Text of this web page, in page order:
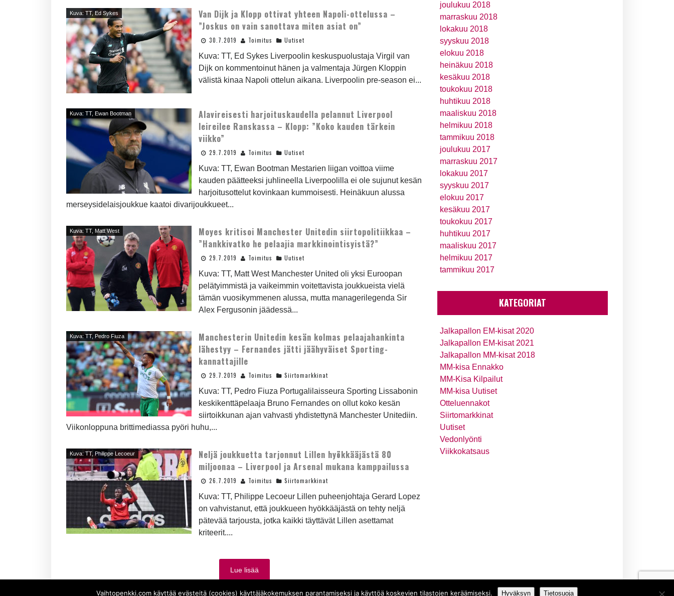
Kuva: TT, Ed Sykes
Van Dijk ja Klopp ottivat yhteen Napoli-ottelussa –
”Joskus on vain sanottava miten asiat on”
30.7.2019 Toimitus Uutiset
Kuva: TT, Ed Sykes Liverpoolin keskuspuolustaja Virgil van
Dijk on kommentoinut hänen ja valmentaja Jürgen Kloppin
välistä kinaa Napoli ottelun aikana. Liverpoolin pre-season ei...
Kuva: TT, Ewan Bootman
Alavireisesti harjoituskaudella pelannut Liverpool
leireilee Ranskassa – Klopp: ”Koko kauden tärkein
viikko”
29.7.2019 Toimitus Uutiset
Kuva: TT, Ewan Bootman Mestarien liigan voittoa viime
kauden päätteeksi juhlineella Liverpoolilla ei ole sujunut kesän
harjoitusottelut kovinkaan kummoisesti. Heinäkuun alussa
merseysidelaisjoukkue kaatoi divarijoukkueet...
Kuva: TT, Matt West
Moyes kritisoi Manchester Unitedin siirtopolitiikkaa –
”Hankkivatko he pelaajia markkinointisyistä?”
29.7.2019 Toimitus Uutiset
Kuva: TT, Matt West Manchester United oli yksi Euroopan
pelätyimmistä ja vaikeimmin voitettavista joukkueista vielä
tämän vuosikymmenen alussa, mutta managerilegenda Sir
Alex Fergusonin jäädessä...
Kuva: TT, Pedro Fiuza
Manchesterin Unitedin kesän kolmas pelaajahankinta
lähestyy – Fernandes jätti jäähyväiset Sporting-
kannattajille
29.7.2019 Toimitus Siirtomarkkinat
Kuva: TT, Pedro Fiuza Portugalilaisseura Sporting Lissabonin
keskikenttäpelaaja Bruno Fernandes on ollut koko kesän
siirtoikkunan ajan vahvasti yhdistettynä Manchester Unitediin.
Viikonloppuna brittimediassa pyöri huhu,...
Kuva: TT, Philippe Lecoeur
Neljä joukkuetta tarjonnut Lillen hyökkääjästä 80
miljoonaa – Liverpool ja Arsenal mukana kamppailussa
26.7.2019 Toimitus Siirtomarkkinat
Kuva: TT, Philippe Lecoeur Lillen puheenjohtaja Gerard Lopez
on vahvistanut, että joukkueen hyökkääjästä on tehty neljä
pätevää tarjousta, jotka kaikki täyttävät Lillen asettamat
kriteerit....
Lue lisää
joulukuu 2018
marraskuu 2018
lokakuu 2018
syyskuu 2018
elokuu 2018
heinäkuu 2018
kesäkuu 2018
toukokuu 2018
huhtikuu 2018
maaliskuu 2018
helmikuu 2018
tammikuu 2018
joulukuu 2017
marraskuu 2017
lokakuu 2017
syyskuu 2017
elokuu 2017
kesäkuu 2017
toukokuu 2017
huhtikuu 2017
maaliskuu 2017
helmikuu 2017
tammikuu 2017
KATEGORIAT
Jalkapallon EM-kisat 2020
Jalkapallon EM-kisat 2021
Jalkapallon MM-kisat 2018
MM-kisa Ennakko
MM-Kisa Kilpailut
MM-kisa Uutiset
Otteluennakot
Siirtomarkkinat
Uutiset
Vedonlyönti
Viikkokatsaus
Vaihtopenkki.com käyttää evästeitä (cookies) käyttäjäkokemuksen parantamiseksi ja käyttöä koskevien tilastojen keräämiseksi. Hyväksyn Tietosuoja